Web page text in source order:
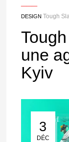
DESIGN Tough
une
Kyiv
3
DÉC
03 Déc 2017